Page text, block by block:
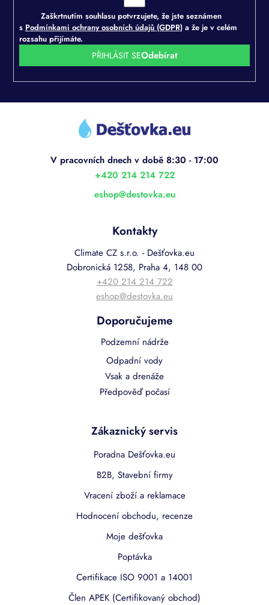
Zaškrtnutím souhlasu potvrzujete, že jste seznámen
s Podmínkami ochrany osobních údajů (GDPR)a že je v celém
rozsahu přijímáte.
PŘIHLÁSIT SE
Z
eshop@destovka.eu
+420 214 214 722
Kontakty
Climate CZ s.r.o. - Dešťovka.eu
Dobronická 1258, Praha 4, 148 00
+420 214 214 722
eshop@destovka.eu
Doporučujeme
Podzemní nádrže
Odpadní vody
Vsak a drenáže
Předpověď počasí
Zákaznický servis
Poradna Dešťovka.eu
B2B, Stavební firmy
Vracení zboží a reklamace
Hodnocení obchodu, recenze
Moje dešťovka
Poptávka
Certifikace ISO 9001 a 14001
Člen APEK (Certifikovaný obchod)